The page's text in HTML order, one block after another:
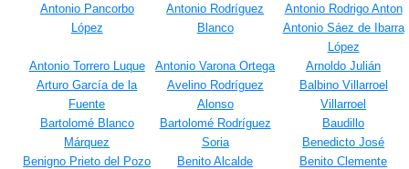
Antonio Pancorbo
López
Antonio Rodríguez
Blanco
Antonio Rodrigo Anton
Antonio Sáez de Ibarra
López
Antonio Torrero Luque
Antonio Varona Ortega
Arnoldo Julián
Arturo García de la
Fuente
Avelino Rodríguez
Alonso
Balbino Villarroel
Villarroel
Bartolomé Blanco
Márquez
Bartolomé Rodríguez
Soria
Baudillo
Benedicto José
Benigno Prieto del Pozo
Benito Alcalde
Benito Clemente